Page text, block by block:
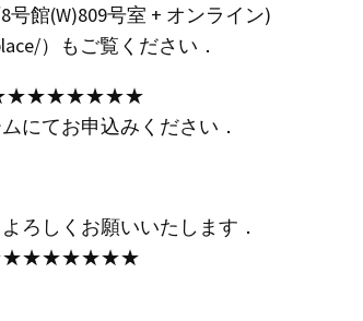
館(W)809号室 + オンライン)
）もご覧ください．
にてお申込みください．
ろしくお願いいたします．